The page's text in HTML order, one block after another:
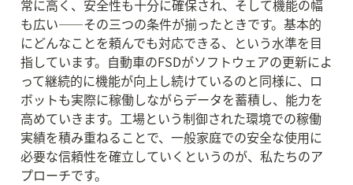
常に高く、安全性も十分に確保され、そして機能の幅
も広い——その三つの条件が揃ったときです。基本的
にどんなことを頼んでも対応できる、という水準を目
指しています。自動車のFSDがソフトウェアの更新によ
って継続的に機能が向上し続けているのと同様に、ロ
ボットも実際に稼働しながらデータを蓄積し、能力を
高めていきます。工場という制御された環境での稼働
実績を積み重ねることで、一般家庭での安全な使用に
必要な信頼性を確立していくというのが、私たちのア
プローチです。